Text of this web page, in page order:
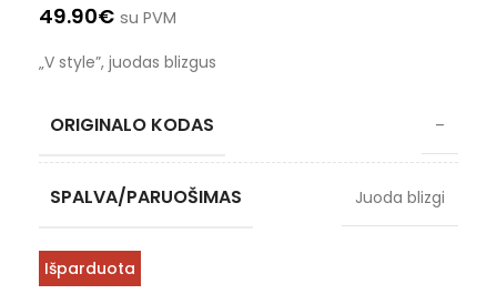
49.90€ su PVM
„V style”, juodas blizgus
ORIGINALO KODAS –
SPALVA/PARUOŠIMAS Juoda blizgi
Išparduota